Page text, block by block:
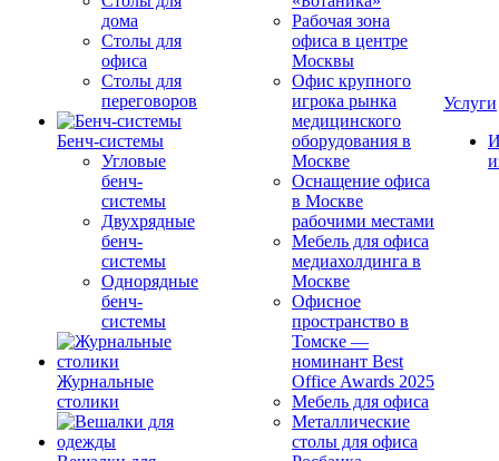
дома
Столы для
офиса
Столы для
переговоров
Бенч-системы
Угловые
бенч-
системы
Двухрядные
бенч-
системы
Однорядные
бенч-
системы
Журнальные
столики
Рабочая зона
офиса в центре
Москвы
Офис крупного
игрока рынка
медицинского
оборудования в
Москве
Оснащение офиса
в Москве
рабочими местами
Мебель для офиса
медиахолдинга в
Москве
Офисное
пространство в
Томске —
номинант Best
Office Awards 2025
Мебель для офиса
Металлические
столы для офиса
Услуги